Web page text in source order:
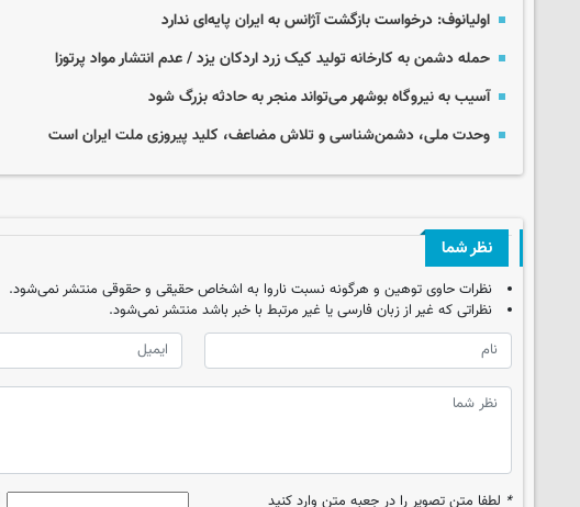
اولیانوف: درخواست بازگشت آژانس به ایران پایه‌ای ندارد
حمله دشمن به کارخانه تولید کیک زرد اردکان یزد / عدم انتشار مواد پرتوزا
آسیب به نیروگاه بوشهر می‌تواند منجر به حادثه بزرگ شود
وحدت ملی، دشمن‌شناسی و تلاش مضاعف، کلید پیروزی ملت ایران است
نظر شما
نظرات حاوی توهین و هرگونه نسبت ناروا به اشخاص حقیقی و حقوقی منتشر نمی‌شود.
نظراتی که غیر از زبان فارسی یا غیر مرتبط با خبر باشد منتشر نمی‌شود.
* لطفا متن تصویر را در جعبه متن وارد کنید